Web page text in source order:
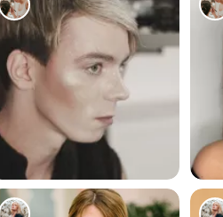
104